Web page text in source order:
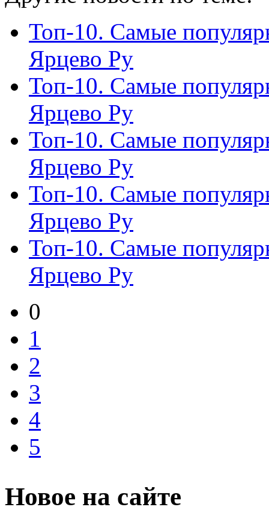
Топ-10. Самые
Ярцево Ру
Топ-10. Самые
Ярцево Ру
Топ-10. Самые
Ярцево Ру
Топ-10. Самые
Ярцево Ру
Топ-10. Самые
Ярцево Ру
0
1
2
3
4
5
Новое на сайте